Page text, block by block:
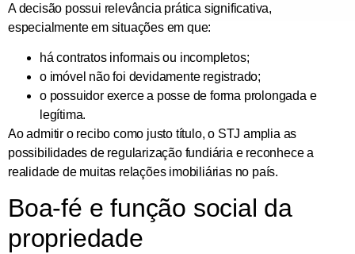
A decisão possui relevância prática significativa,
especialmente em situações em que:
há contratos informais ou incompletos;
o imóvel não foi devidamente registrado;
o possuidor exerce a posse de forma prolongada e
legítima.
Ao admitir o recibo como justo título, o STJ amplia as
possibilidades de regularização fundiária e reconhece a
realidade de muitas relações imobiliárias no país.
Boa-fé e função social da
propriedade